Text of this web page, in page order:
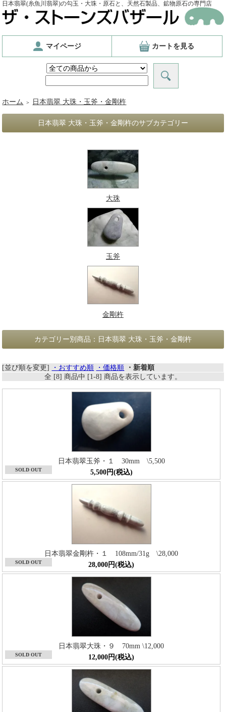
日本翡翠(糸魚川翡翠)の勾玉・大珠・原石と、天然石製品、鉱物原石の専門店
マイページ カートを見る
ホーム ＞ 日本翡翠 大珠・玉斧・金剛杵
日本翡翠 大珠・玉斧・金剛杵のサブカテゴリー
大珠
玉斧
金剛杵
カテゴリー別商品：日本翡翠 大珠・玉斧・金剛杵
[並び順を変更] ・おすすめ順 ・価格順
・新着順
全 [8] 商品中 [1-8] 商品を表示しています。
日本翡翠玉斧・１ 30mm \5,500
5,500円(税込)
SOLD OUT
日本翡翠金剛杵・１ 108mm/31g \28,000
28,000円(税込)
SOLD OUT
日本翡翠大珠・９ 70mm \12,000
12,000円(税込)
SOLD OUT